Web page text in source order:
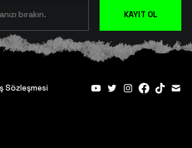
KAYIT OL
Sözleşmesi